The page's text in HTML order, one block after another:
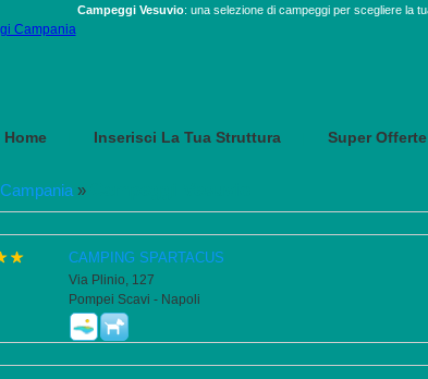
Campeggi Vesuvio: una selezione di campeggi per scegliere la
Home Inserisci La Tua Struttura Super
Campania»
CAMPING SPARTACUS
Via Plinio, 127
Pompei Scavi - Napoli